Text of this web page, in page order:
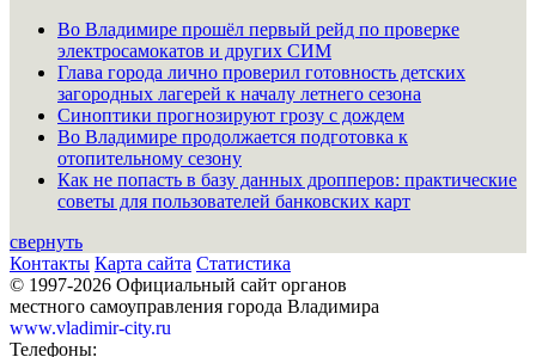
Во Владимире прошёл первый рейд по проверке
электросамокатов и других СИМ
Глава города лично проверил готовность детских
загородных лагерей к началу летнего сезона
Синоптики прогнозируют грозу с дождем
Во Владимире продолжается подготовка к
отопительному сезону
Как не попасть в базу данных дропперов: практические
советы для пользователей банковских карт
свернуть
Контакты Карта сайта Статистика
© 1997-2026 Официальный сайт органов
местного самоуправления города Владимира
www.vladimir-city.ru
Телефоны: